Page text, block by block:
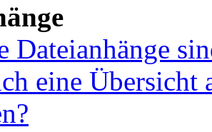
Dateianhänge
eine Übersicht